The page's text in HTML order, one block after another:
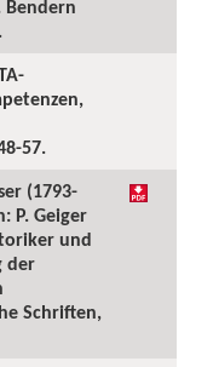
57.
(1793-
P. Geiger
und
der
Schriften,